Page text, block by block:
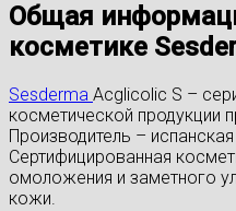
Общая
косметике
Sesderma Acglicolic S –
косметической продукции
Производитель –
Сертифицированная
омоложения и заметного
кожи.